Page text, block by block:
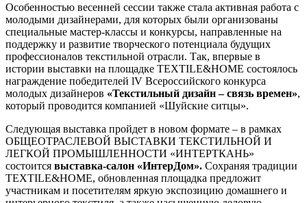
Особенностью весенней сессии также стала активная работа с
молодыми дизайнерами, для которых были организованы
специальные мастер-классы и конкурсы, направленные на
поддержку и развитие творческого потенциала будущих
профессионалов текстильной отрасли. Так, впервые в
истории выставки на площадке TEXTILE&HOME состоялось
награждение победителей lV Всероссийского конкурса
молодых дизайнеров «Текстильный дизайн – связь времен»,
который проводится компанией «Шуйские ситцы».
Следующая выставка пройдет в новом формате – в рамках
ОБЩЕОТРАСЛЕВОЙ ВЫСТАВКИ ТЕКСТИЛЬНОЙ И
ЛЕГКОЙ ПРОМЫШЛЕННОСТИ «ИНТЕРТКАНЬ»
состоится выставка-салон «ИнтерДом». Сохраняя традиции
TEXTILE&HOME, обновленная площадка предложит
участникам и посетителям яркую экспозицию домашнего и